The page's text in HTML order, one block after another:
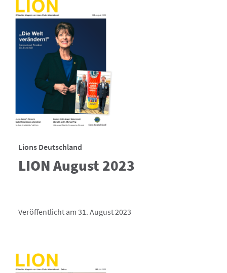
Lions Deutschland
LION August 2023
Veröffentlicht am 31. August 2023